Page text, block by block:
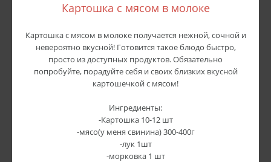
Картошка с мясом в молоке
Картошка с мясом в молоке получается нежной, сочной и
невероятно вкусной! Готовится такое блюдо быстро,
просто из доступных продуктов. Обязательно
попробуйте, порадуйте себя и своих близких вкусной
картошечкой с мясом!
Ингредиенты:
-Картошка 10-12 шт
-мясо(у меня свинина) 300-400г
-лук 1шт
-морковка 1 шт